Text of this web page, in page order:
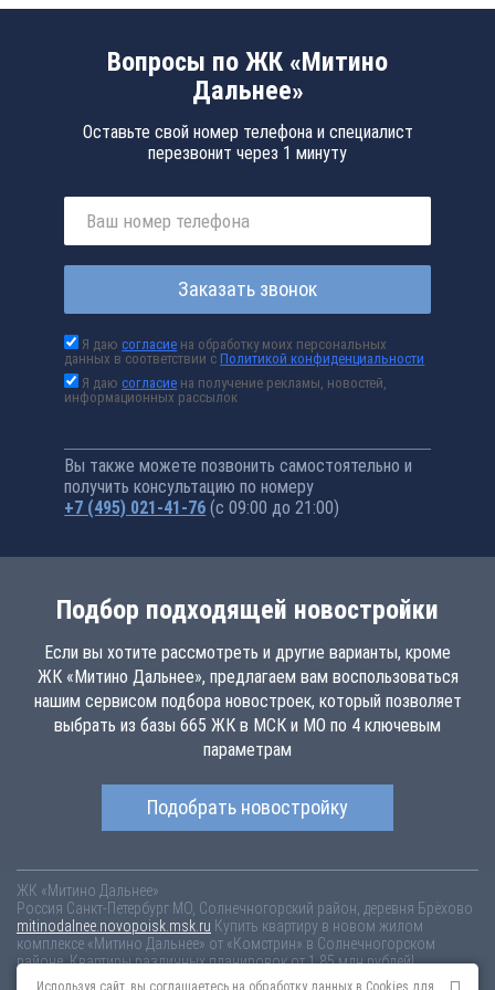
Вопросы по ЖК «Митино
Дальнее»
Оставьте свой номер телефона и специалист
перезвонит через 1 минуту
Заказать звонок
Я даюсогласие на обработку моих персональных
данных в соответствии сПолитикой конфиденциальности
Я даюсогласие на получение рекламы, новостей,
информационных рассылок
Вы также можете позвонить самостоятельно и
получить консультацию по номеру
+7 (495) 021-41-76 (с 09:00 до 21:00)
Подбор подходящей новостройки
Если вы хотите рассмотреть и другие варианты, кроме
ЖК «Митино Дальнее», предлагаем вам воспользоваться
нашим сервисом подбора новостроек, который позволяет
выбрать из базы 665 ЖК в МСК и МО по 4 ключевым
параметрам
Подобрать новостройку
ЖК «Митино Дальнее»
Россия Санкт-Петербург МО, Солнечногорский район, деревня Брёхово
mitinodalnee.novopoisk.msk.ru Купить квартиру в новом жилом
комплексе «Митино Дальнее» от «Комстрин» в Солнечногорском
районе. Квартиры различных планировок от 1.85 млн рублей!
Используя сайт, вы соглашаетесь на обработку данных в Cookies для